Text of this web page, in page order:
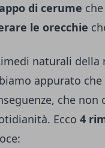
di cerume
le orecchie
naturali
appurato
che
Ecco 4